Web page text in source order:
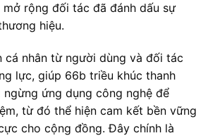
mở rộng đối tác đã đánh dấu sự
hiệu.
cá nhân từ người dùng và đối tác
lực, giúp 66b triều khúc thanh
ngừng ứng dụng công nghệ để
từ đó thể hiện cam kết bền vững
cho cộng đồng. Đây chính là